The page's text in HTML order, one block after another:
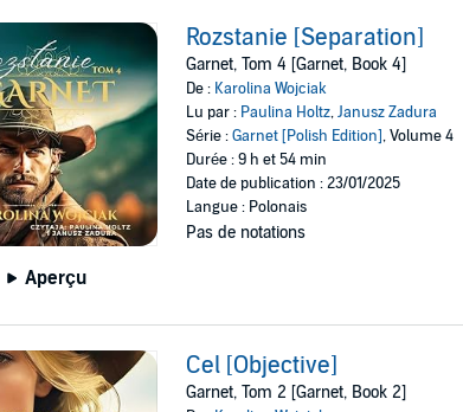
Aperçu
Rozstanie [Separation]
Garnet, Tom 4 [Garnet, Book 4]
De : Karolina Wojciak
Lu par : Paulina Holtz,Janusz Zadura
Série :Garnet [Polish Edition], Volume 4
Durée : 9 h et 54 min
Date de publication : 23/01/2025
Langue : Polonais
Pas de notations
Cel [Objective]
Garnet, Tom 2 [Garnet, Book 2]